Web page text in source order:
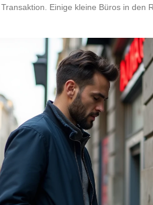
Einige kleine Büros in den